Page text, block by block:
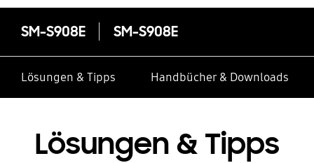
SM-S908E SM-S908E
Lösungen & Tipps Handbücher & Downloads
Lösungen & Tipps